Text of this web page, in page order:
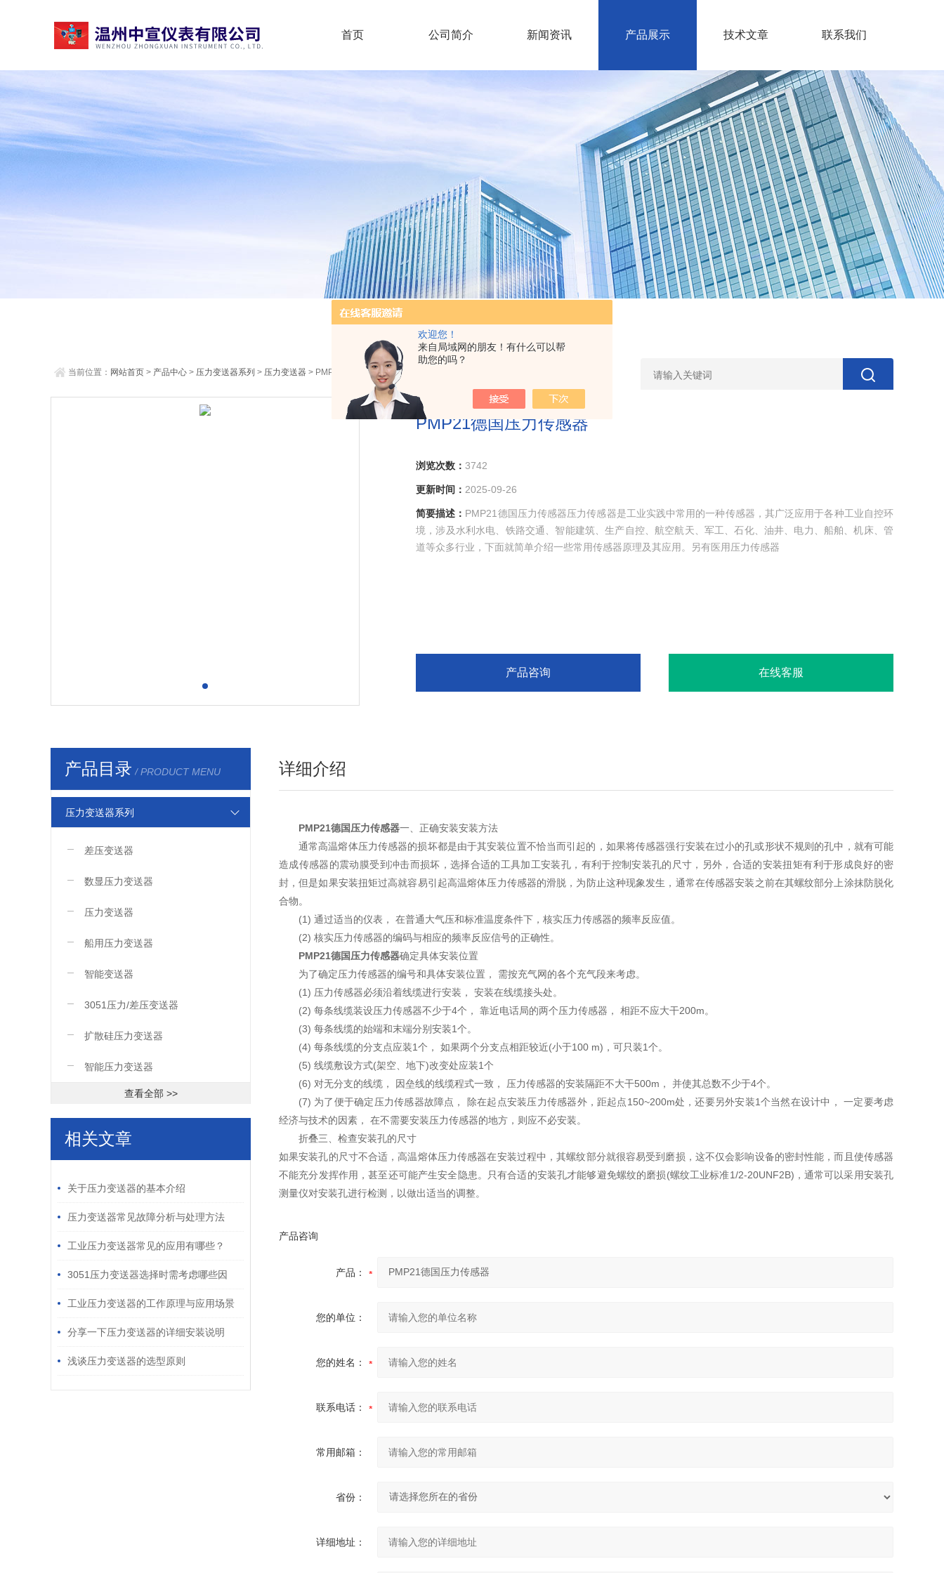
欢迎您！
来自局域网的朋友！有什么可以帮
助您的吗？
首页 公司简介 新闻资讯 产品展示 技术文章 联系我们
当前位置： 网站首页 > 产品中心 > 压力变送器系列 > 压力变送器 > PMP21德国压力传感器
PMP21德国压力传感器
浏览次数： 3742
更新时间： 2025-09-26
简要描述： PMP21德国压力传感器压力传感器是工业实践中常用的一种传感器，其广泛应用于各种工业自控环
境，涉及水利水电、铁路交通、智能建筑、生产自控、航空航天、军工、石化、油井、电力、船舶、机床、管
道等众多行业，下面就简单介绍一些常用传感器原理及其应用。另有医用压力传感器
产品咨询 在线客服
产品目录 / PRODUCT MENU
压力变送器系列
差压变送器
数显压力变送器
压力变送器
船用压力变送器
智能变送器
3051压力/差压变送器
扩散硅压力变送器
智能压力变送器
查看全部 >>
相关文章
关于压力变送器的基本介绍
压力变送器常见故障分析与处理方法
工业压力变送器常见的应用有哪些？
3051压力变送器选择时需考虑哪些因
素？工业压力变送器的工作原理与应用场景
分享一下压力变送器的详细安装说明
浅谈压力变送器的选型原则
详细介绍
PMP21德国压力传感器一、正确安装安装方法
通常高温熔体压力传感器的损坏都是由于其安装位置不恰当而引起的，如果将传感器强行安装在过小的孔或形状不规则的孔中，就有可能
造成传感器的震动膜受到冲击而损坏，选择合适的工具加工安装孔，有利于控制安装孔的尺寸，另外，合适的安装扭矩有利于形成良好的密
封，但是如果安装扭矩过高就容易引起高温熔体压力传感器的滑脱，为防止这种现象发生，通常在传感器安装之前在其螺纹部分上涂抹防脱化
合物。
(1) 通过适当的仪表， 在普通大气压和标准温度条件下，核实压力传感器的频率反应值。
(2) 核实压力传感器的编码与相应的频率反应信号的正确性。
PMP21德国压力传感器确定具体安装位置
为了确定压力传感器的编号和具体安装位置， 需按充气网的各个充气段来考虑。
(1) 压力传感器必须沿着线缆进行安装， 安装在线缆接头处。
(2) 每条线缆装设压力传感器不少于4个， 靠近电话局的两个压力传感器， 相距不应大干200m。
(3) 每条线缆的始端和末端分别安装1个。
(4) 每条线缆的分支点应装1个， 如果两个分支点相距较近(小于100 m)，可只装1个。
(5) 线缆敷设方式(架空、地下)改变处应装1个
(6) 对无分支的线缆， 因垒线的线缆程式一致， 压力传感器的安装隔距不大干500m， 并使其总数不少于4个。
(7) 为了便于确定压力传感器故障点， 除在起点安装压力传感器外，距起点150~200m处，还要另外安装1个当然在设计中， 一定要考虑
经济与技术的因素， 在不需要安装压力传感器的地方，则应不必安装。
折叠三、检查安装孔的尺寸
如果安装孔的尺寸不合适，高温熔体压力传感器在安装过程中，其螺纹部分就很容易受到磨损，这不仅会影响设备的密封性能，而且使传感器
不能充分发挥作用，甚至还可能产生安全隐患。只有合适的安装孔才能够避免螺纹的磨损(螺纹工业标准1/2-20UNF2B)，通常可以采用安装孔
测量仪对安装孔进行检测，以做出适当的调整。
产品咨询
产品：
您的单位：
您的姓名：
联系电话：
常用邮箱：
省份：
详细地址：